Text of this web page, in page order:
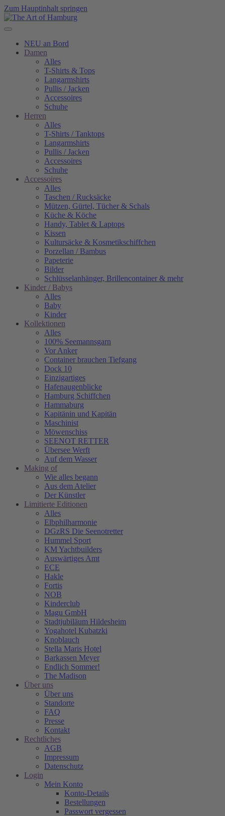
Zum Hauptinhalt springen
NEU an Bord
Damen
Alles
T-Shirts & Tops
Langarmshirts
Pullis / Jacken
Accessoires
Schuhe
Herren
Alles
T-Shirts / Tanktops
Langarmshirts
Pullis / Jacken
Accessoires
Schuhe
Accessoires
Alles
Taschen / Rucksäcke
Mützen, Gürtel, Tücher & Schals
Küche & Köche
Handy, Tablet & Laptops
Kissen
Kultursäcke & Kosmetikschiffchen
Porzellan / Bambus
Papeterie
Bilder
Schlüsselanhänger, Brillencontainer & mehr
Kinder / Babys
Alles
Baby
Kinder
Kollektionen
Alles
100% Seemannsgarn
Vor Anker
Container brauchen Tiefgang
Dock 10
Einzigartiges
Hafenaugen­blicke
Hamburg Schiffchen
Hammaburg
Kapitänin und Kapitän
Maschinist
Möwenschiss
SEENOT RETTER
Übersee Werft
Auf dem Wasser
Making of
Wie alles begann
Aus dem Atelier
Der Künstler
Limitierte Editionen
Alles
Elbphilharmonie
DGzRS Die Seenotretter
Hummel Sport
KM Yachtbuilders
Auswärtiges Amt
ECE
Hakle
Fortis
NOB
Kinderclub
Magu GmbH
Stadtjubiläum Hildesheim
Yogahotel Kubatzki
Knoblauch
Stella Maris Hotel
Barkassen Meyer
Endlich Sommer!
The Madison
Über uns
Über uns
Standorte
FAQ
Presse
Kontakt
Rechtliches
AGB
Impressum
Datenschutz
Login
Mein Konto
Konto-Details
Bestellungen
Passwort vergessen